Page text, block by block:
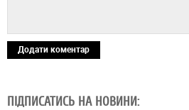
Додати коментар
ПІДПИСАТИСЬ НА НОВИНИ: